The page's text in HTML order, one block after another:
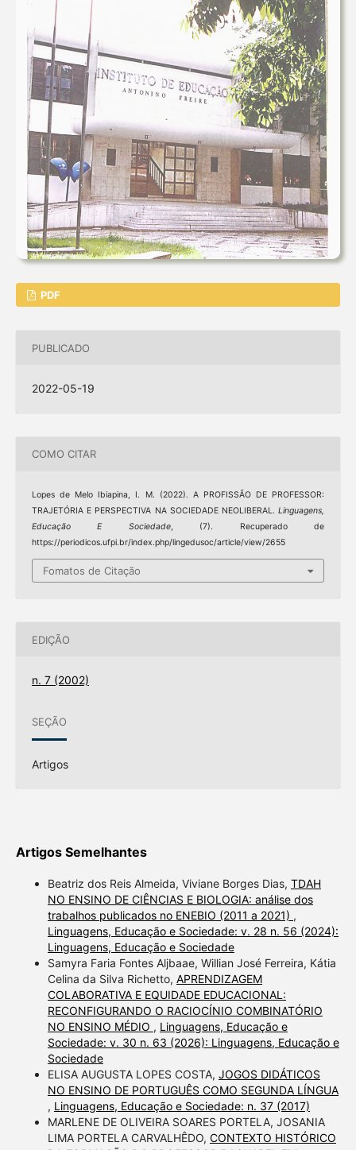
PDF
PUBLICADO
2022-05-19
COMO CITAR
Lopes de Melo Ibiapina, I. M. (2022). A PROFISSÃO DE PROFESSOR:
TRAJETÓRIA E PERSPECTIVA NA SOCIEDADE NEOLIBERAL.Linguagens,
Educação E Sociedade, (7). Recuperado de
https://periodicos.ufpi.br/index.php/lingedusoc/article/view/2655
Fomatos de Citação
EDIÇÃO
n. 7 (2002)
SEÇÃO
Artigos
Artigos Semelhantes
Beatriz dos Reis Almeida, Viviane Borges Dias, TDAH
NO ENSINO DE CIÊNCIAS E BIOLOGIA: análise dos
trabalhos publicados no ENEBIO (2011 a 2021) ,
Linguagens, Educação e Sociedade: v. 28 n. 56 (2024):
Linguagens, Educação e Sociedade
Samyra Faria Fontes Aljbaae, Willian José Ferreira, Kátia
Celina da Silva Richetto, APRENDIZAGEM
COLABORATIVA E EQUIDADE EDUCACIONAL:
RECONFIGURANDO O RACIOCÍNIO COMBINATÓRIO
NO ENSINO MÉDIO , Linguagens, Educação e
Sociedade: v. 30 n. 63 (2026): Linguagens, Educação e
Sociedade
ELISA AUGUSTA LOPES COSTA, JOGOS DIDÁTICOS
NO ENSINO DE PORTUGUÊS COMO SEGUNDA LÍNGUA
, Linguagens, Educação e Sociedade: n. 37 (2017)
MARLENE DE OLIVEIRA SOARES PORTELA, JOSANIA
LIMA PORTELA CARVALHÊDO, CONTEXTO HISTÓRICO